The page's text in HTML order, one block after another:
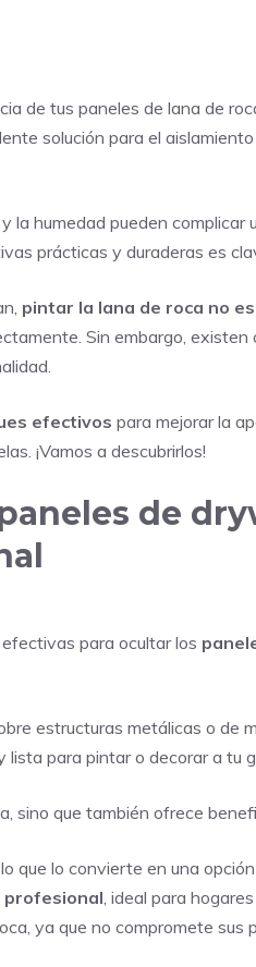
de tus paneles de lana de
solución para el
la humedad pueden
prácticas y duraderas es
pintar la lana de roca no
Sin embargo,
efectivos para mejorar la
¡Vamos a descubrirlos!
de
para ocultar los
estructuras metálicas o de
para pintar o decorar a tu
sino que también ofrece
, lo que lo convierte en una opción
profesional , ideal para
ya que no compromete sus